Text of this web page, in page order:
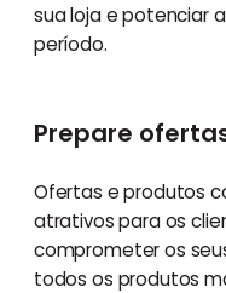
sua loja e potenciar
período.
Prepare
Ofertas e produtos
atrativos para os
comprometer os
todos os produtos